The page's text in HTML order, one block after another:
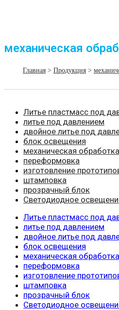
механическая
Главная > Продукция >
Литье пластмасс под
литье под давлением
двойное литье под
блок освещения
механическая обработка
переформовка
изготовление
штамповка
прозрачный блок
Светодиодное
Литье пластмасс под
литье под давлением
двойное литье под
блок освещения
механическая обработка
переформовка
изготовление
штамповка
прозрачный блок
Светодиодное